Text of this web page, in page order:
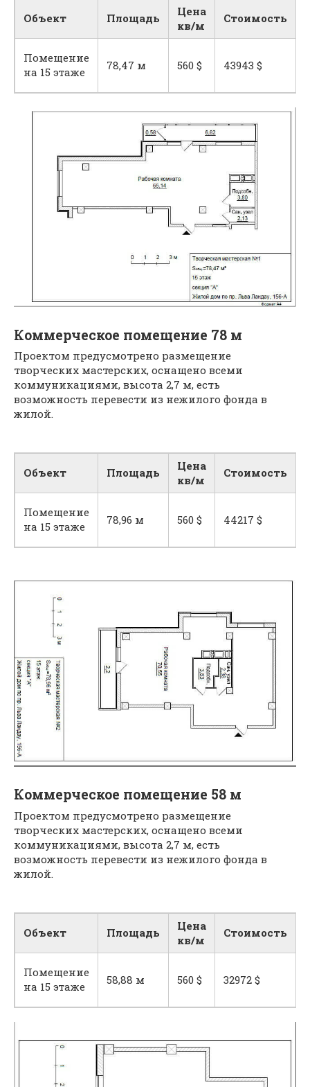
Объект Площадь
Цена
кв/м
Стоимость
Помещение
на 15 этаже
78,47 м 560 $ 43943 $
Коммерческое помещение 78 м
Проектом предусмотрено размещение
творческих мастерских, оснащено всеми
коммуникациями, высота 2,7 м, есть
возможность перевести из нежилого фонда в
жилой.
Объект Площадь
Цена
кв/м
Стоимость
Помещение
на 15 этаже
78,96 м 560 $ 44217 $
Коммерческое помещение 58 м
Проектом предусмотрено размещение
творческих мастерских, оснащено всеми
коммуникациями, высота 2,7 м, есть
возможность перевести из нежилого фонда в
жилой.
Объект Площадь
Цена
кв/м
Стоимость
Помещение
на 15 этаже
58,88 м 560 $ 32972 $